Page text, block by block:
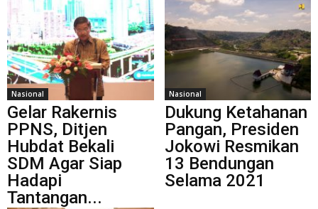
Nasional
Gelar Rakernis
PPNS, Ditjen
Hubdat Bekali
SDM Agar Siap
Hadapi
Tantangan...
Nasional
Dukung Ketahanan
Pangan, Presiden
Jokowi Resmikan
13 Bendungan
Selama 2021